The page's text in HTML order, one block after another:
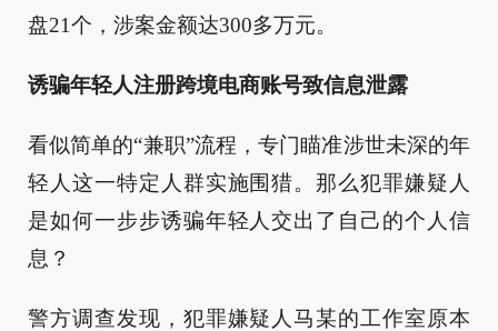
盘21个，涉案金额达300多万元。
诱骗年轻人注册跨境电商账号致信息泄露
看似简单的“兼职”流程，专门瞄准涉世未深的年
轻人这一特定人群实施围猎。那么犯罪嫌疑人
是如何一步步诱骗年轻人交出了自己的个人信
息？
警方调查发现，犯罪嫌疑人马某的工作室原本